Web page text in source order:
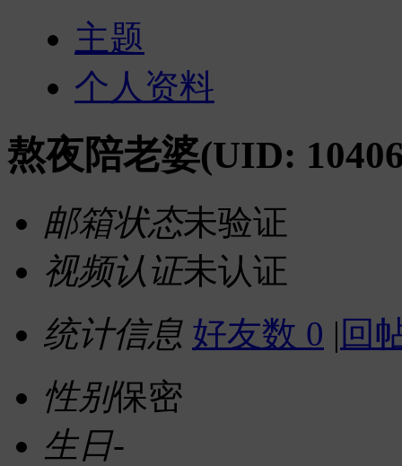
主题
个人资料
熬夜陪老婆(UID:
邮箱状态未验证
视频认证未认证
统计信息 好友数 0 | 回
性别保密
生日-